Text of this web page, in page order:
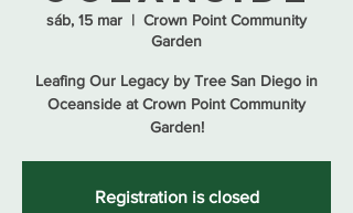
sáb, 15 mar
  |
Crown Point Community
Garden
Leafing Our Legacy by Tree San Diego in
Oceanside at Crown Point Community
Garden!
Registration is closed